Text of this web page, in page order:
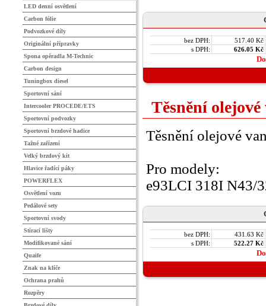
bez DPH:
517.40 Kč
s DPH:
626.05 Kč
Těsnění olejové
Těsnění olejové
Pro modely:
e93LCI 318I N43/
bez DPH:
431.63 Kč
s DPH:
522.27 Kč
LED denní osvětlení
Carbon fólie
Podvozkové díly
Originální přípravky
Spona opěradla M-Technic
Carbon design
Tuningbox diesel
Sportovní sání
Intercooler PROCEDE/ETS
Sportovní podvozky
Sportovní brzdové hadice
Tažné zařízení
Velký brzdový kit
Hlavice řadící páky
POWERFLEX
Osvětlení vozu
Pedálové sety
Sportovní svody
Stírací lišty
Modifikované sání
Quaife
Znak na klíče
Ochrana prahů
Rozpěry